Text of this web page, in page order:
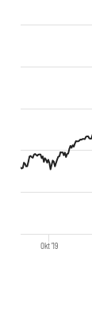
Okt '19